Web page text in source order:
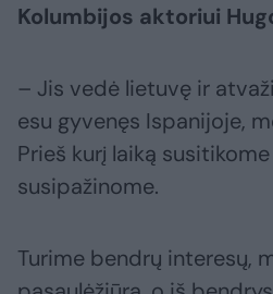
Kolumbijos aktoriui
– Jis vedė lietuvę ir
esu gyvenęs Ispanijoje,
Prieš kurį laiką
susipažinome.
Turime bendrų interesų,